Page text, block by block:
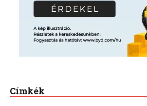
Címkék